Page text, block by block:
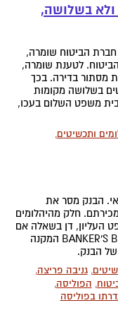
ולא בשלושה,
חברת הביטוח שומרה,
לטענת שומרה,
מסתור בדירה. בכך
בשלושה מקומות
משפט השלום בעכו,
ותכשיטים,
הבנק מסר את
חלק מהיהלומים
העליון, דן בשאלה אם
המקרה מכוסה תחת פוליסת BANKER'S BLANKET BOND המקנה
של הבנק.
,גניבה פריצה,
, הפוליסה,
בפוליסה